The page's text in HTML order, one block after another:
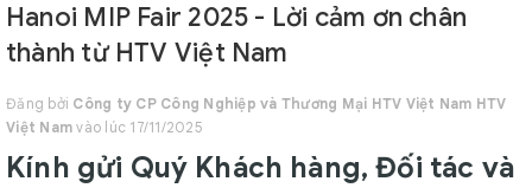
Hanoi MIP Fair 2025 - Lời cảm ơn chân
thành từ HTV Việt Nam
Đăng bởi Công ty CP Công Nghiệp và Thương Mại HTV Việt Nam HTV
Việt Nam vào lúc 17/11/2025
Kính gửi Quý Khách hàng, Đối tác và